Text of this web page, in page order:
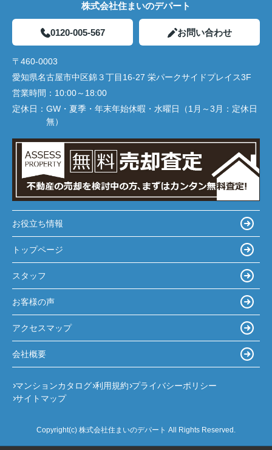
株式会社住まいのデパート
0120-005-567 お問い合わせ
〒460-0003
愛知県名古屋市中区錦３丁目16-27 栄パークサイドプレイス3F
営業時間： 10:00～18:00
定休日： GW・夏季・年末年始休暇・水曜日（1月～3月：定休日
無）
お役立ち情報
トップページ
スタッフ
お客様の声
アクセスマップ
会社概要
マンションカタログ 利用規約 プライバシーポリシー
サイトマップ
Copyright(c) 株式会社住まいのデパート All Rights Reserved.